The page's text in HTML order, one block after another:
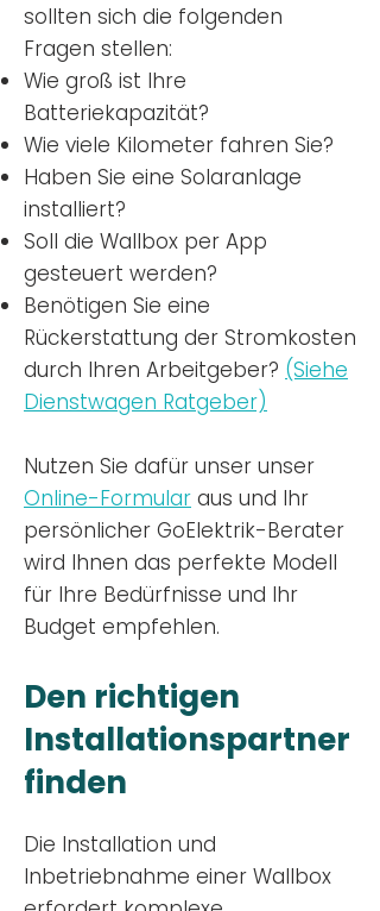
sollten sich die folgenden
Fragen stellen:
Wie groß ist Ihre
Batteriekapazität?
Wie viele Kilometer fahren Sie?
Haben Sie eine Solaranlage
installiert?
Soll die Wallbox per App
gesteuert werden?
Benötigen Sie eine
Rückerstattung der Stromkosten
durch Ihren Arbeitgeber? (Siehe
Dienstwagen Ratgeber)
Nutzen Sie dafür unser unser
Online-Formular aus und Ihr
persönlicher GoElektrik-Berater
wird Ihnen das perfekte Modell
für Ihre Bedürfnisse und Ihr
Budget empfehlen.
Den richtigen
Installationspartner
finden
Die Installation und
Inbetriebnahme einer Wallbox